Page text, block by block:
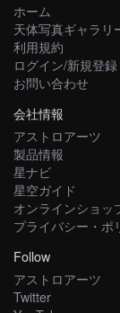
ホーム
天体写真ギャラリ
利用規約
ログイン/新規登録
お問い合わせ
会社情報
アストロアーツ
製品情報
星ナビ
星空ガイド
オンラインショッ
プライバシー・ポ
Follow
アストロアーツ
Twitter